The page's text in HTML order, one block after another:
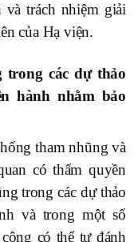
trách nhiệm giải
của Hạ viện.
các dự thảo
hành nhằm bảo
tham nhũng và
có thẩm quyền
trong các dự thảo
và trong một số
có thể tự đánh